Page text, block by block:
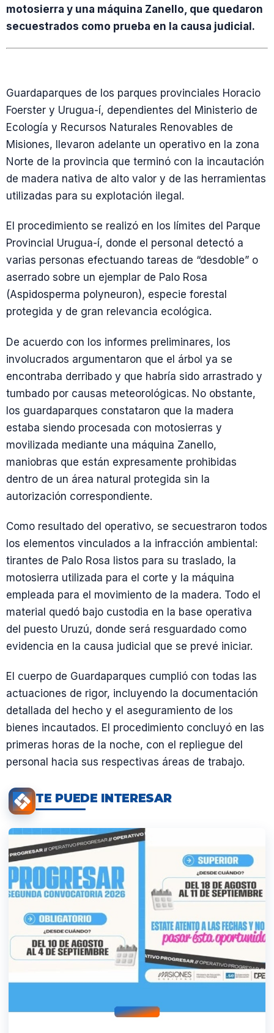
motosierra y una máquina Zanello, que quedaron
secuestrados como prueba en la causa judicial.
Guardaparques de los parques provinciales Horacio
Foerster y Urugua-í, dependientes del Ministerio de
Ecología y Recursos Naturales Renovables de
Misiones, llevaron adelante un operativo en la zona
Norte de la provincia que terminó con la incautación
de madera nativa de alto valor y de las herramientas
utilizadas para su explotación ilegal.
El procedimiento se realizó en los límites del Parque
Provincial Urugua-í, donde el personal detectó a
varias personas efectuando tareas de “desdoble” o
aserrado sobre un ejemplar de Palo Rosa
(Aspidosperma polyneuron), especie forestal
protegida y de gran relevancia ecológica.
De acuerdo con los informes preliminares, los
involucrados argumentaron que el árbol ya se
encontraba derribado y que habría sido arrastrado y
tumbado por causas meteorológicas. No obstante,
los guardaparques constataron que la madera
estaba siendo procesada con motosierras y
movilizada mediante una máquina Zanello,
maniobras que están expresamente prohibidas
dentro de un área natural protegida sin la
autorización correspondiente.
Como resultado del operativo, se secuestraron todos
los elementos vinculados a la infracción ambiental:
tirantes de Palo Rosa listos para su traslado, la
motosierra utilizada para el corte y la máquina
empleada para el movimiento de la madera. Todo el
material quedó bajo custodia en la base operativa
del puesto Uruzú, donde será resguardado como
evidencia en la causa judicial que se prevé iniciar.
El cuerpo de Guardaparques cumplió con todas las
actuaciones de rigor, incluyendo la documentación
detallada del hecho y el aseguramiento de los
bienes incautados. El procedimiento concluyó en las
primeras horas de la noche, con el repliegue del
personal hacia sus respectivas áreas de trabajo.
TE PUEDE INTERESAR